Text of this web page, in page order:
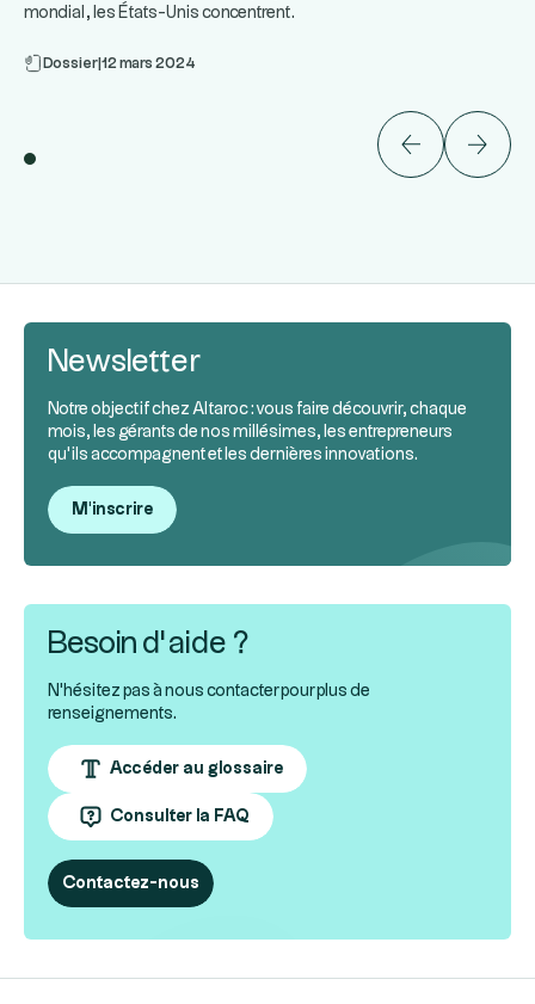
mondial, les États-Unis concentrent
Dossier 12 mars 2024
Newsletter
Notre objectif chez Altaroc : vous faire découvrir, chaque
mois, les gérants de nos millésimes, les entrepreneurs
qu’ils accompagnent et les dernières innovations.
M'inscrire
Besoin d’aide ?
N'hésitez pas à nous contacter pour plus de
renseignements.
Accéder au glossaire
Consulter la FAQ
Contactez-nous